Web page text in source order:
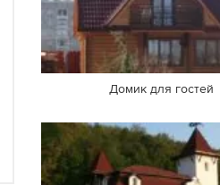
Домик для гостей